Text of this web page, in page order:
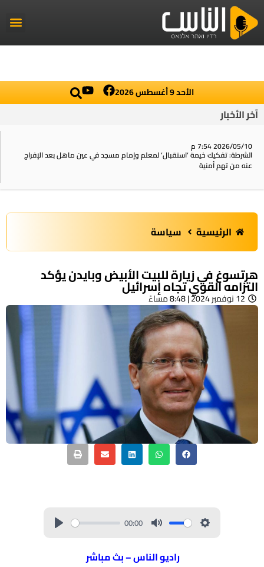
الأحد 9 أغسطس 2026
آخر الأخبار
2026/05/10 7:54 م
الشرطة: تفكيك خيمة ‘استقبال‘ لمعلم وإمام مسجد في عين ماهل بعد الإفراج
عنه من تهم أمنية
الرئيسية سياسة
هرتسوغ في زيارة للبيت الأبيض وبايدن يؤكد
التزامه القوي تجاه إسرائيل
12 نوفمبر 2024 | 8:48 مساءً
00:00
راديو الناس – بث مباشر